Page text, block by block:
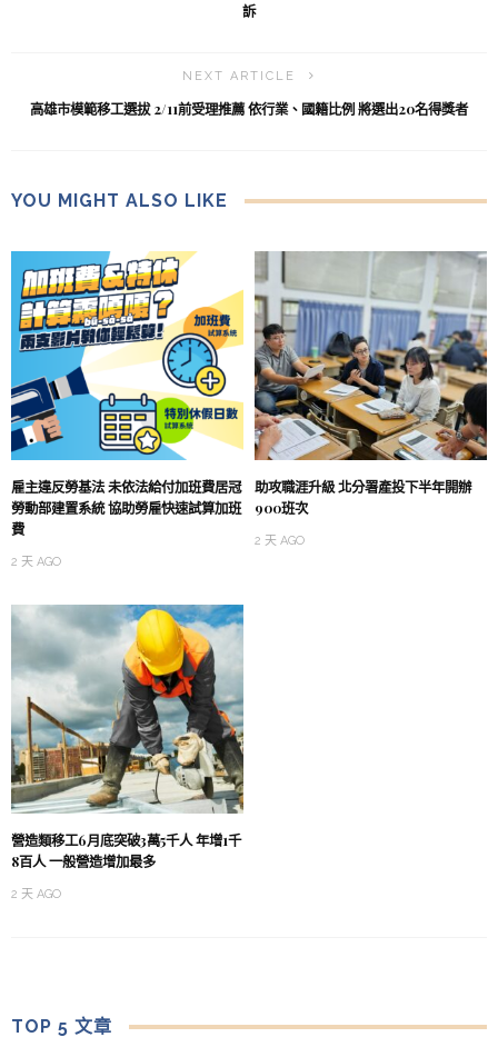
訴
NEXT ARTICLE
高雄市模範移工選拔 2/11前受理推薦 依行業、國籍比例 將選出20名得獎者
YOU MIGHT ALSO LIKE
雇主違反勞基法 未依法給付加班費居冠
勞動部建置系統 協助勞雇快速試算加班
費
2 天 AGO
助攻職涯升級 北分署產投下半年開辦
900班次
2 天 AGO
營造類移工6月底突破3萬5千人 年增1千
8百人 一般營造增加最多
2 天 AGO
TOP 5 文章